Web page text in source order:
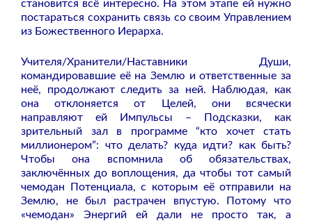
становится всё интересно. На этом этапе ей нужно
постараться сохранить связь со своим Управлением
из Божественного Иерарха.
Учителя/Хранители/Наставники Души,
командировавшие её на Землю и ответственные за
неё, продолжают следить за ней. Наблюдая, как
она отклоняется от Целей, они всячески
направляют ей Импульсы – Подсказки, как
зрительный зал в программе “кто хочет стать
миллионером”: что делать? куда идти? как быть?
Чтобы она вспомнила об обязательствах,
заключённых до воплощения, да чтобы тот самый
чемодан Потенциала, с которым её отправили на
Землю, не был растрачен впустую. Потому что
«чемодан» Энергий ей дали не просто так, а